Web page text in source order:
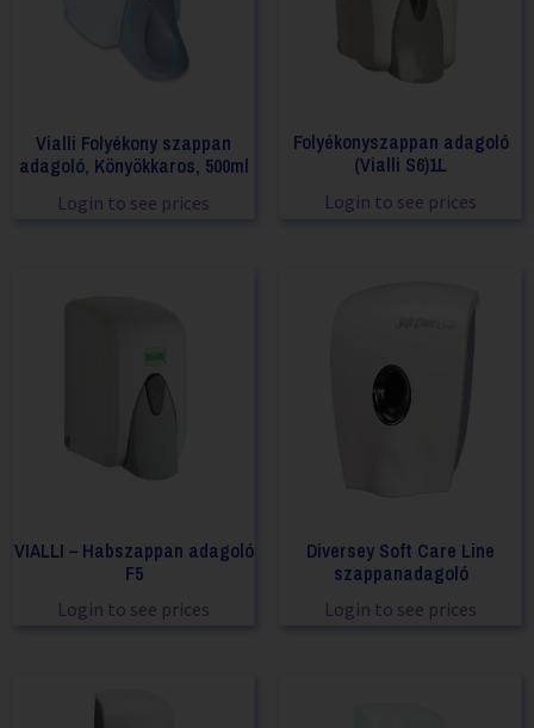
Vialli Folyékony szappan
adagoló, Könyökkaros, 500ml
Login to see prices
Folyékonyszappan adagoló
(Vialli S6)1L
Login to see prices
VIALLI – Habszappan adagoló
F5
Login to see prices
Diversey Soft Care Line
szappanadagoló
Login to see prices